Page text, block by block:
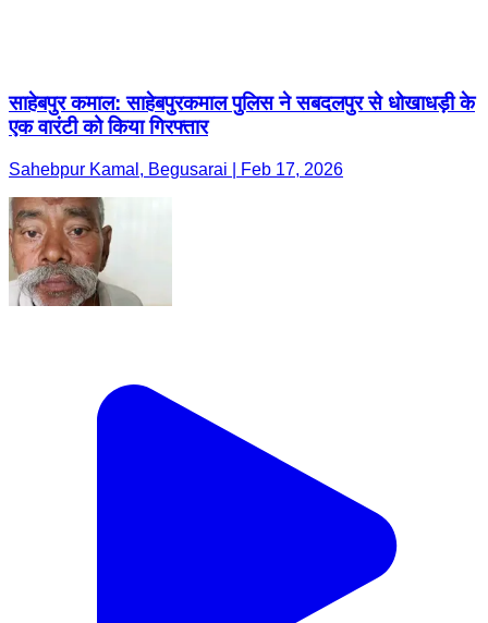
साहेबपुर कमाल: साहेबपुरकमाल पुलिस ने सबदलपुर से धोखाधड़ी के
एक वारंटी को किया गिरफ्तार
Sahebpur Kamal, Begusarai | Feb 17, 2026